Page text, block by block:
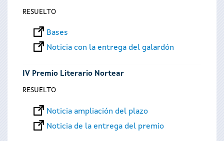
RESUELTO
Bases
Noticia con la entrega del galardón
IV Premio Literario Nortear
RESUELTO
Noticia ampliación del plazo
Noticia de la entrega del premio